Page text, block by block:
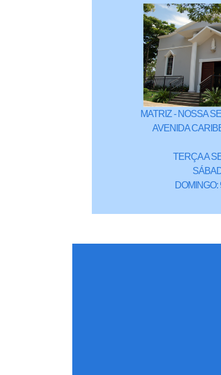
MATRIZ - NOSSA
AVENIDA
TERÇA A
DOMINGO: